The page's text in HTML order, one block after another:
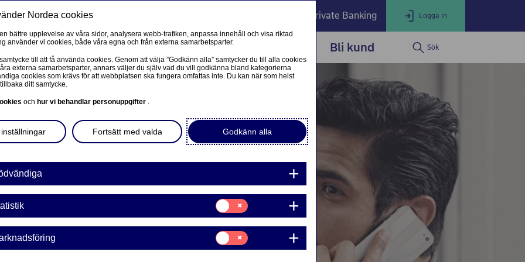
Private Banking Logga in
LOGGA IN
Logga in som privatkund
Logga in i nätbanken
Nordea Business
FÖRETAG
Corporate Netbank
Nordea Corporate
Våra sidor – kundinformation
Företagets Dokument/Signera digitalt
GiroLink
Nordea Bokföring
Ditt liv Våra tjänster Bli kund Sök
eller
det. Du
så att ingen annan kan
id-kortet. Läs mer
Nordea cookies
bättre upplevelse av våra sidor, analysera webb-trafiken, anpassa innehåll och visa riktad
använder vi cookies, både våra egna och från externa samarbetsparter.
till att få använda cookies. Genom att välja ”Godkänn alla” samtycker du till alla cookies
externa samarbetsparter, annars väljer du själv vad du vill godkänna bland kategorierna
cookies som krävs för att webbplatsen ska fungera omfattas inte. Du kan när som helst
ditt samtycke.
och hur vi behandlar personuppgifter .
Godkänn alla
Fortsätt med valda
Samtycke
för:
Statistik
Samtycke
för:
Marknadsföring